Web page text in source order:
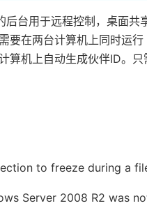
台用于远程控制，桌面共
要在两台计算机上同时运
算机上自动生成伙伴ID。只
to freeze during a
Server 2008 R2 was